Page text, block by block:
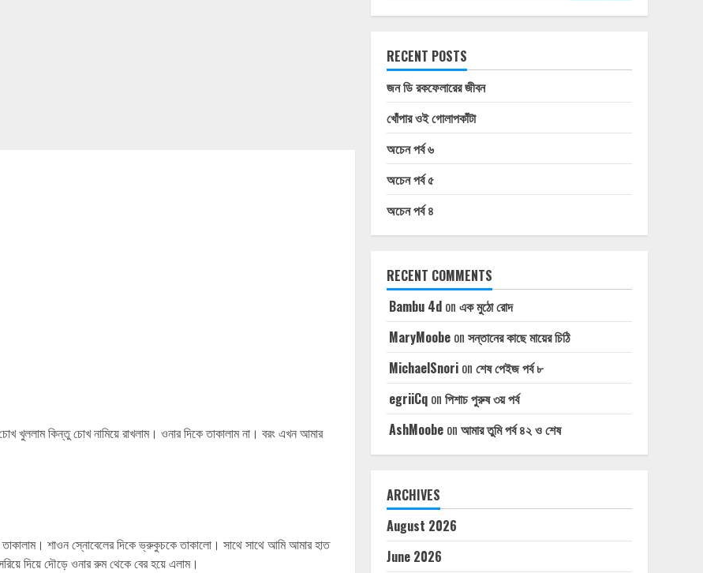
কিন্তু চোখ নামিয়ে রাখলাম। ওনার দিকে তাকালাম না। বরং এখন আমার
শাওন স্নোবেলের দিকে ভ্রুকুচকে তাকালো। সাথে সাথে আমি আমার হাত
দিয়ে দৌড়ে ওনার রুম থেকে বের হয়ে এলাম।
RECENT POSTS
জন ডি রকফেলারের জীবন
খোঁপার ওই গোলাপকাঁটা
অচেন পর্ব ৬
অচেন পর্ব ৫
অচেন পর্ব ৪
RECENT COMMENTS
Bambu 4don এক মুঠো রোদ
MaryMoobeon সন্তানের কাছে মায়ের চিঠি
MichaelSnorion শেষ পেইজ পর্ব ৮
egriiCqon পিশাচ পুরুষ ৩য় পর্ব
AshMoobeon আমার তুমি পর্ব ৪২ ও শেষ
ARCHIVES
August 2026
June 2026